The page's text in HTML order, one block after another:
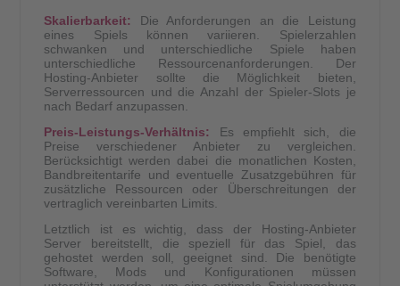
Skalierbarkeit:
Die Anforderungen an die Leistung
eines Spiels können variieren. Spielerzahlen
schwanken und unterschiedliche Spiele haben
unterschiedliche Ressourcenanforderungen. Der
Hosting-Anbieter sollte die Möglichkeit bieten,
Serverressourcen und die Anzahl der Spieler-Slots je
nach Bedarf anzupassen.
Preis-Leistungs-Verhältnis:
Es empfiehlt sich, die
Preise verschiedener Anbieter zu vergleichen.
Berücksichtigt werden dabei die monatlichen Kosten,
Bandbreitentarife und eventuelle Zusatzgebühren für
zusätzliche Ressourcen oder Überschreitungen der
vertraglich vereinbarten Limits.
Letztlich ist es wichtig, dass der Hosting-Anbieter
Server bereitstellt, die speziell für das Spiel, das
gehostet werden soll, geeignet sind. Die benötigte
Software, Mods und Konfigurationen müssen